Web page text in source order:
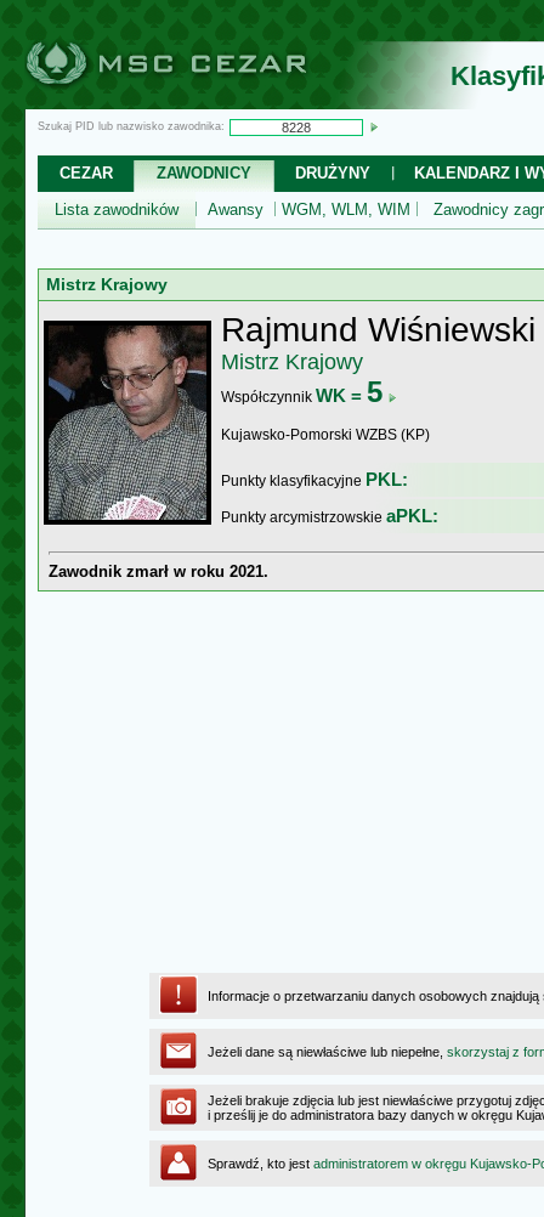
Szukaj PID lub nazwisko zawodnika:
CEZAR ZAWODNICY DRUŻYNY
KALENDARZ I
Lista zawodników
Awansy WGM, WLM, WIM Zawodnicy
Mistrz Krajowy
Rajmund Wiśniewski
Mistrz Krajowy
Współczynnik WK = 5
Kujawsko-Pomorski WZBS (KP)
Punkty klasyfikacyjne PKL:
Punkty arcymistrzowskie aPKL:
Zawodnik zmarł w roku 2021.
Informacje o przetwarzaniu danych osobowych
Jeżeli dane są niewłaściwe lub niepełne, skorzystaj z
Jeżeli brakuje zdjęcia lub jest niewłaściwe przygotuj
i prześlij je do administratora bazy danych w okręgu
Sprawdź, kto jest administratorem w okręgu Kujawsko-